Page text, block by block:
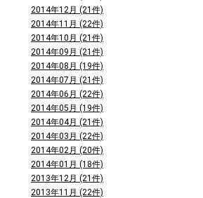
2014年12月 (21件)
2014年11月 (22件)
2014年10月 (21件)
2014年09月 (21件)
2014年08月 (19件)
2014年07月 (21件)
2014年06月 (22件)
2014年05月 (19件)
2014年04月 (21件)
2014年03月 (22件)
2014年02月 (20件)
2014年01月 (18件)
2013年12月 (21件)
2013年11月 (22件)